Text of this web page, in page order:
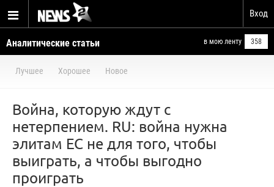
Вход
Аналитические статьи в мою ленту 358
Лучшее Хорошее Новое
Война, которую ждут с
нетерпением. RU: война нужна
элитам ЕС не для того, чтобы
выиграть, а чтобы выгодно
проиграть